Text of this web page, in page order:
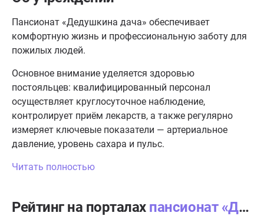
Пансионат «Дедушкина дача» обеспечивает
комфортную жизнь и профессиональную заботу для
пожилых людей.
Основное внимание уделяется здоровью
постояльцев: квалифицированный персонал
осуществляет круглосуточное наблюдение,
контролирует приём лекарств, а также регулярно
измеряет ключевые показатели — артериальное
давление, уровень сахара и пульс.
Читать полностью
Рейтинг на порталах пансионат «Дедушкина дача»